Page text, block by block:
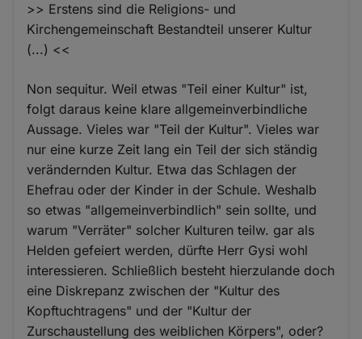
>> Erstens sind die Religions- und
Kirchengemeinschaft Bestandteil unserer Kultur
(...) <<
Non sequitur. Weil etwas "Teil einer Kultur" ist,
folgt daraus keine klare allgemeinverbindliche
Aussage. Vieles war "Teil der Kultur". Vieles war
nur eine kurze Zeit lang ein Teil der sich ständig
verändernden Kultur. Etwa das Schlagen der
Ehefrau oder der Kinder in der Schule. Weshalb
so etwas "allgemeinverbindlich" sein sollte, und
warum "Verräter" solcher Kulturen teilw. gar als
Helden gefeiert werden, dürfte Herr Gysi wohl
interessieren. Schließlich besteht hierzulande doch
eine Diskrepanz zwischen der "Kultur des
Kopftuchtragens" und der "Kultur der
Zurschaustellung des weiblichen Körpers", oder?